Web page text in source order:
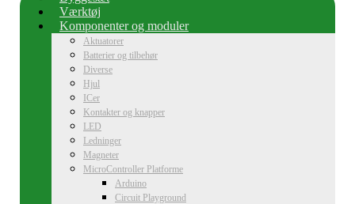
Værktøj
Komponenter og moduler
Aktuatorer
Batterier og tilbehør
Diverse
Hjul
ICer
Kontakter og knapper
LED
Ledninger
Magneter
MicroController Platforme
Arduino
Circuit Playground